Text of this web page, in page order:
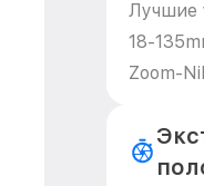
Лучшие
18-
Zoom-